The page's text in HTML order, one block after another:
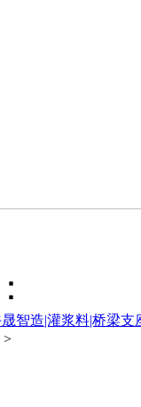
智造|灌浆料|桥梁
>